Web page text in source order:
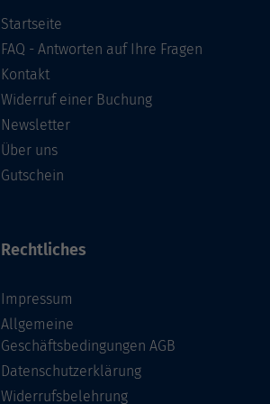
Startseite
FAQ - Antworten auf Ihre Fragen
Kontakt
Widerruf einer Buchung
Newsletter
Über uns
Gutschein
Rechtliches
Impressum
Allgemeine
Geschäftsbedingungen AGB
Datenschutzerklärung
Widerrufsbelehrung